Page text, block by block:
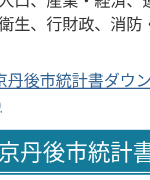
生、行財政、消防
丹後市統計書ダウ
丹後市統計